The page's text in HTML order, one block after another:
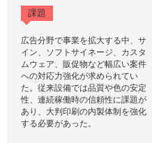
課題
広告分野で事業を拡大する中、サ
イン、ソフトサイネージ、カスタ
ムウェア、販促物など幅広い案件
への対応力強化が求められてい
た。従来設備では品質や色の安定
性、連続稼働時の信頼性に課題が
あり、大判印刷の内製体制を強化
する必要があった。